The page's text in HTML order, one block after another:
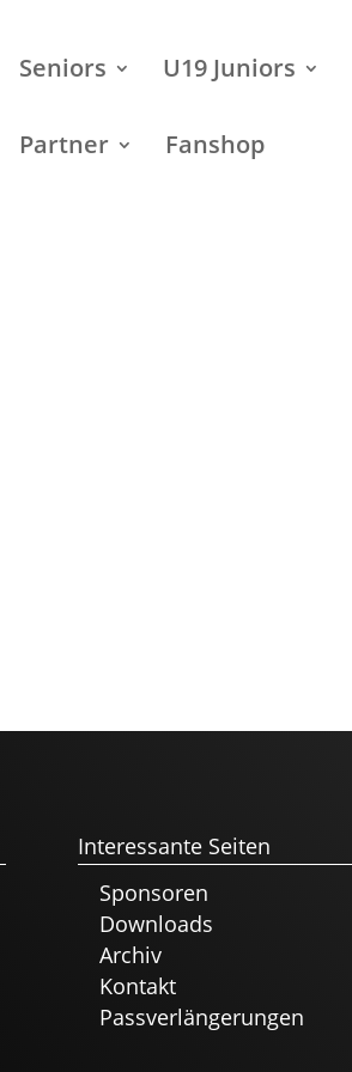
Seniors U19 Juniors
Partner Fanshop
Interessante Seiten
Sponsoren
Downloads
Archiv
Kontakt
Passverlängerungen